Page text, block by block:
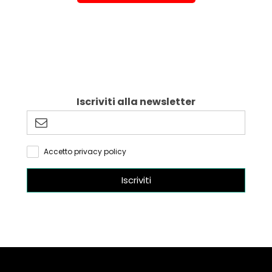
Iscriviti alla newsletter
Accetto privacy policy
Iscriviti